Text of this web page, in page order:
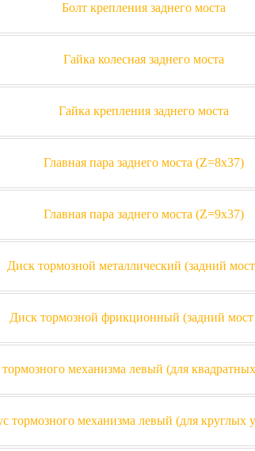
Болт крепления заднего моста
Гайка колесная заднего моста
Гайка крепления заднего моста
Главная пара заднего моста (Z=8х37)
Главная пара заднего моста (Z=9х37)
Диск тормозной металлический (задний
Диск тормозной фрикционный (задний мост
механизма левый (для
тормозного механизма левый (для круглых